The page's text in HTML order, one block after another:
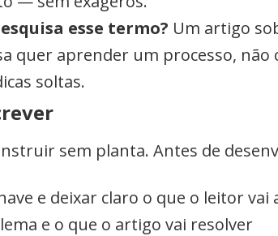
esse termo? Um artigo
quer aprender um processo,
soltas.
sem planta. Antes de
e deixar claro o que o leitor vai
e o que o artigo vai resolver